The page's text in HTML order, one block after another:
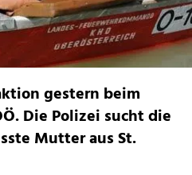
gestern beim
Die Polizei sucht die
Mutter aus St.